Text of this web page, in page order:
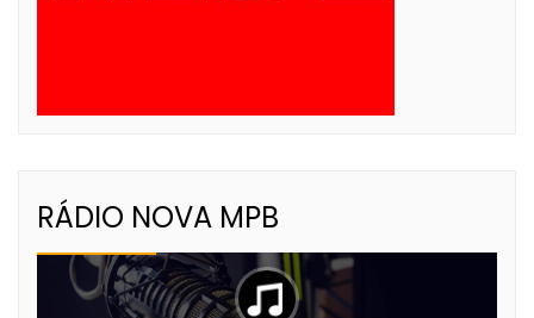
RÁDIO NOVA MPB